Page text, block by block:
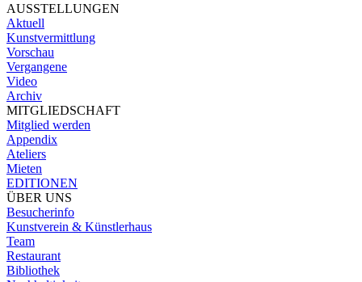
AUSSTELLUNGEN
Aktuell
Kunstvermittlung
Vorschau
Vergangene
Video
Archiv
MITGLIEDSCHAFT
Mitglied werden
Appendix
Ateliers
Mieten
EDITIONEN
ÜBER UNS
Besucherinfo
Kunstverein & Künstlerhaus
Team
Restaurant
Bibliothek